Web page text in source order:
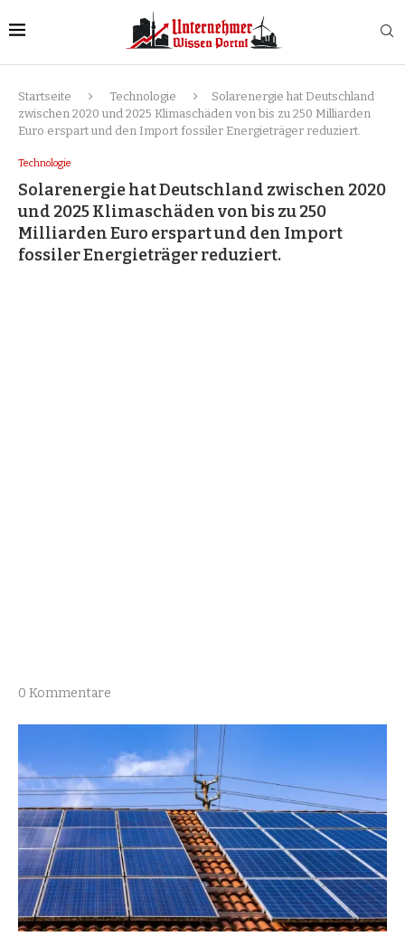
Startseite Technologie
Solarenergie hat Deutschland
zwischen 2020 und 2025 Klimaschäden von bis zu 250 Milliarden
Euro erspart und den Import fossiler Energieträger reduziert.
Technologie
Solarenergie hat Deutschland zwischen 2020
und 2025 Klimaschäden von bis zu 250
Milliarden Euro erspart und den Import
fossiler Energieträger reduziert.
0 Kommentare